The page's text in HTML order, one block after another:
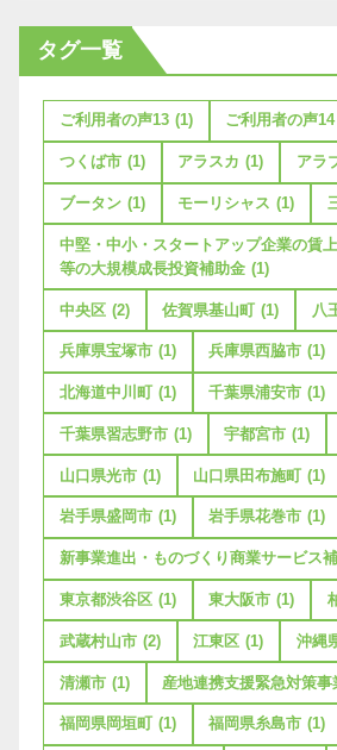
タグ一覧
ご利用者の声13 (1) ご利用者の声14
つくば市 (1) アラスカ (1) アラ
ブータン (1) モーリシャス (1)
中堅・中小・スタートアップ企業の賃
等の大規模成長投資補助金 (1)
中央区 (2) 佐賀県基山町 (1) 八
兵庫県宝塚市 (1) 兵庫県西脇市 (1)
北海道中川町 (1) 千葉県浦安市 (1)
千葉県習志野市 (1) 宇都宮市 (1)
山口県光市 (1) 山口県田布施町 (1)
岩手県盛岡市 (1) 岩手県花巻市 (1)
新事業進出・ものづくり商業サービス
東京都渋谷区 (1) 東大阪市 (1)
武蔵村山市 (2) 江東区 (1) 沖縄
清瀬市 (1) 産地連携支援緊急対策事
福岡県岡垣町 (1) 福岡県糸島市 (1)